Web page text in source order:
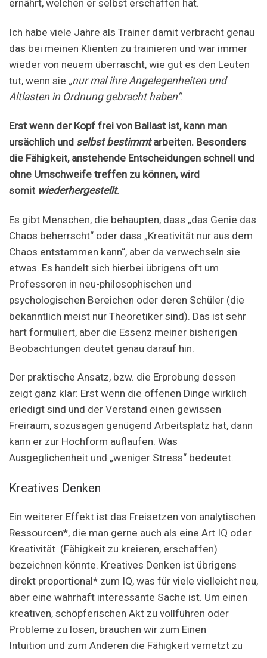
ernährt, welchen er selbst erschaffen hat.
Ich habe viele Jahre als Trainer damit verbracht genau
das bei meinen Klienten zu trainieren und war immer
wieder von neuem überrascht, wie gut es den Leuten
tut, wenn sie „nur mal ihre Angelegenheiten und
Altlasten in Ordnung gebracht haben“.
Erst wenn der Kopf frei von Ballast ist, kann man
ursächlich und selbst bestimmtarbeiten. Besonders
die Fähigkeit, anstehende Entscheidungen schnell und
ohne Umschweife treffen zu können, wird
somit wiederhergestellt.
Es gibt Menschen, die behaupten, dass „das Genie das
Chaos beherrscht“ oder dass „Kreativität nur aus dem
Chaos entstammen kann“, aber da verwechseln sie
etwas. Es handelt sich hierbei übrigens oft um
Professoren in neu-philosophischen und
psychologischen Bereichen oder deren Schüler (die
bekanntlich meist nur Theoretiker sind). Das ist sehr
hart formuliert, aber die Essenz meiner bisherigen
Beobachtungen deutet genau darauf hin.
Der praktische Ansatz, bzw. die Erprobung dessen
zeigt ganz klar: Erst wenn die offenen Dinge wirklich
erledigt sind und der Verstand einen gewissen
Freiraum, sozusagen genügend Arbeitsplatz hat, dann
kann er zur Hochform auflaufen. Was
Ausgeglichenheit und „weniger Stress“ bedeutet.
Kreatives Denken
Ein weiterer Effekt ist das Freisetzen von analytischen
Ressourcen*, die man gerne auch als eine Art IQ oder
Kreativität (Fähigkeit zu kreieren, erschaffen)
bezeichnen könnte. Kreatives Denken ist übrigens
direkt proportional* zum IQ, was für viele vielleicht neu,
aber eine wahrhaft interessante Sache ist. Um einen
kreativen, schöpferischen Akt zu vollführen oder
Probleme zu lösen, brauchen wir zum Einen
Intuition und zum Anderen die Fähigkeit vernetzt zu